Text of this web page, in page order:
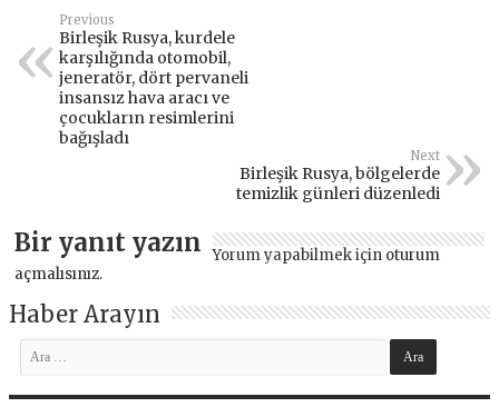
Previous
Birleşik Rusya, kurdele
karşılığında otomobil,
jeneratör, dört pervaneli
insansız hava aracı ve
çocukların resimlerini
bağışladı
Next
Birleşik Rusya, bölgelerde
temizlik günleri düzenledi
Bir yanıt yazın Yorum yapabilmek için oturum
açmalısınız.
Haber Arayın